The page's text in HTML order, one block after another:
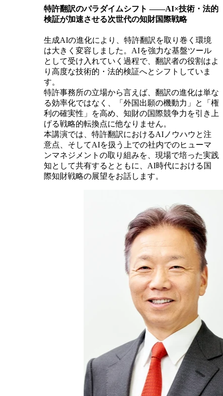
特許翻訳のパラダイムシフト ――AI×技術・法的
検証が加速させる次世代の知財国際戦略
生成AIの進化により、特許翻訳を取り巻く環境
は大きく変容しました。AIを強力な基盤ツール
として受け入れていく過程で、翻訳者の役割はよ
り高度な技術的・法的検証へとシフトしていま
す。
特許事務所の立場から言えば、翻訳の進化は単な
る効率化ではなく、「外国出願の機動力」と「権
利の確実性」を高め、知財の国際競争力を引き上
げる戦略的転換点に他なりません。
本講演では、特許翻訳におけるAIノウハウと注
意点、そしてAIを扱う上での社内でのヒューマ
ンマネジメントの取り組みを、現場で培った実践
知として共有するとともに、AI時代における国
際知財戦略の展望をお話します。